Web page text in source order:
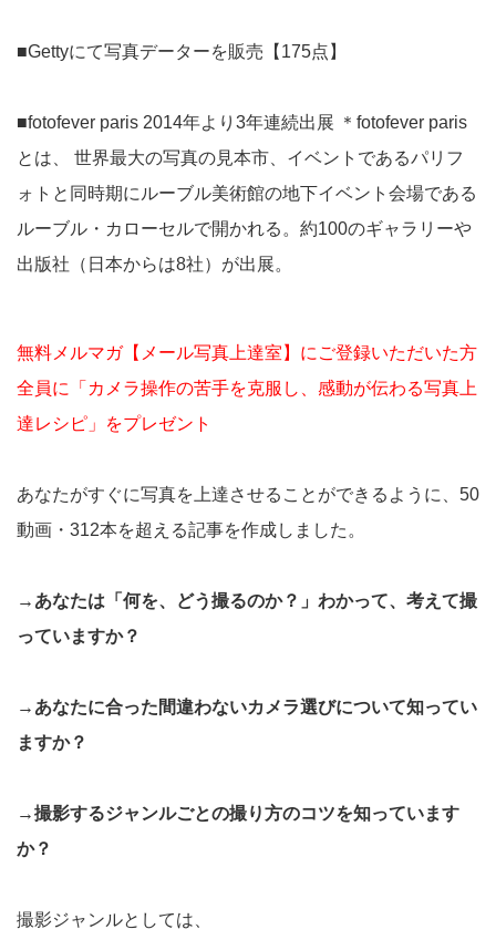
■Gettyにて写真データーを販売【175点】
■fotofever paris 2014年より3年連続出展 ＊fotofever paris
とは、 世界最大の写真の見本市、イベントであるパリフ
ォトと同時期にルーブル美術館の地下イベント会場である
ルーブル・カローセルで開かれる。約100のギャラリーや
出版社（日本からは8社）が出展。
無料メルマガ【メール写真上達室】にご登録いただいた方
全員に「カメラ操作の苦手を克服し、感動が伝わる写真上
達レシピ」をプレゼント
あなたがすぐに写真を上達させることができるように、50
動画・312本を超える記事を作成しました。
→あなたは「何を、どう撮るのか？」わかって、考えて撮
っていますか？
→あなたに合った間違わないカメラ選びについて知ってい
ますか？
→撮影するジャンルごとの撮り方のコツを知っています
か？
撮影ジャンルとしては、